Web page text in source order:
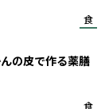
食
の皮で作る薬膳
食